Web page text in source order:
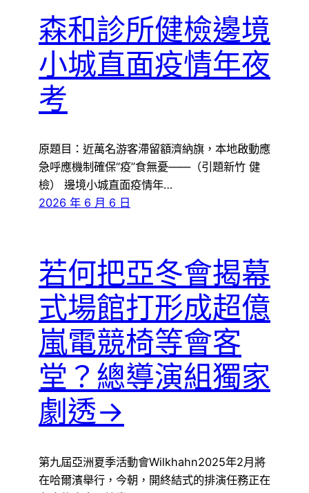
森和診所健檢邊境
小城直面疫情年夜
考
原題目：近萬名游客滯留額濟納旗，本地啟動應
急呼應機制確保“疫”食無憂——（引題新竹 健
檢） 邊境小城直面疫情年…
2026 年 6 月 6 日
若何把亞冬會揭幕
式場館打形成超億
嵐電競椅等會客
堂？總導演組獨家
劇透→
第九屆亞洲夏季活動會Wilkhahn2025年2月將
在哈爾濱舉行，今朝，開終結式的排演任務正在